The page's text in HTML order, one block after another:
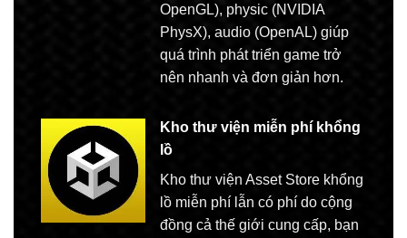
OpenGL), physic (NVIDIA
PhysX), audio (OpenAL) giúp
quá trình phát triển game trở
nên nhanh và đơn giản hơn.
Kho thư viện miễn phí khổng
lồ
Kho thư viện Asset Store khổng
lồ miễn phí lẫn có phí do cộng
đồng cả thế giới cung cấp, bạn